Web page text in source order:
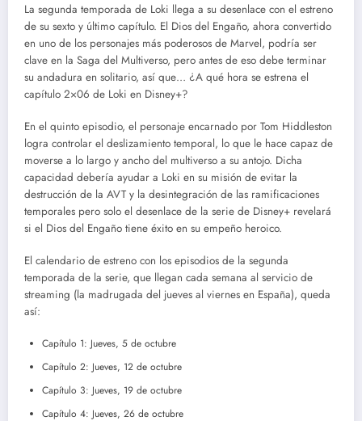
La segunda temporada de Loki llega a su desenlace con el estreno
de su sexto y último capítulo. El Dios del Engaño, ahora convertido
en uno de los personajes más poderosos de Marvel, podría ser
clave en la Saga del Multiverso, pero antes de eso debe terminar
su andadura en solitario, así que… ¿A qué hora se estrena el
capítulo 2×06 de Loki en Disney+?
En el quinto episodio, el personaje encarnado por Tom Hiddleston
logra controlar el deslizamiento temporal, lo que le hace capaz de
moverse a lo largo y ancho del multiverso a su antojo. Dicha
capacidad debería ayudar a Loki en su misión de evitar la
destrucción de la AVT y la desintegración de las ramificaciones
temporales pero solo el desenlace de la serie de Disney+ revelará
si el Dios del Engaño tiene éxito en su empeño heroico.
El calendario de estreno con los episodios de la segunda
temporada de la serie, que llegan cada semana al servicio de
streaming (la madrugada del jueves al viernes en España), queda
así:
Capítulo 1: Jueves, 5 de octubre
Capítulo 2: Jueves, 12 de octubre
Capítulo 3: Jueves, 19 de octubre
Capítulo 4: Jueves, 26 de octubre